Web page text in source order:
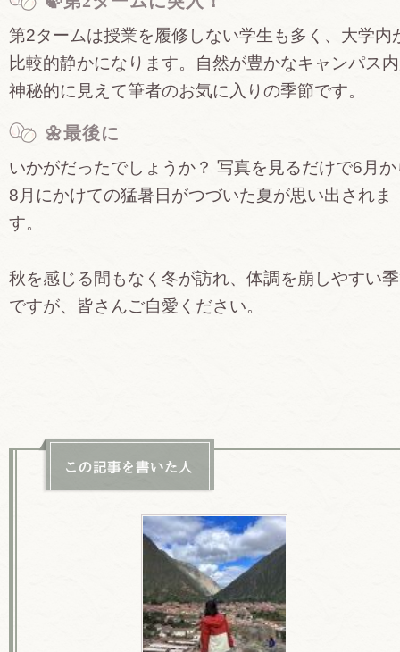
第2タームは授業を履修しない学生も多く、大学内
比較的静かになります。自然が豊かなキャンパス
神秘的に見えて筆者のお気に入りの季節です。
🌼最後に
いかがだったでしょうか？ 写真を見るだけで6月か
8月にかけての猛暑日がつづいた夏が思い出されま
す。
秋を感じる間もなく冬が訪れ、体調を崩しやすい
ですが、皆さんご自愛ください。